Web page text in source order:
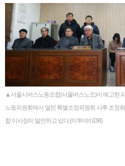
▲서울시버스노동조합(서울버스노조)이 예고한
노동위원회에서 열린 특별조정위원회 사후 조정
합 이사장이 발언하고 있다.(이투데이DB)